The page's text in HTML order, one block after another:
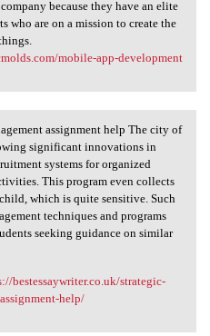
because they have an elite
who are on a mission to create the
mobile-app-development
assignment help The city of
significant innovations in
systems for organized
This program even collects
which is quite sensitive. Such
techniques and programs
seeking guidance on similar
bestessaywriter.co.uk/strategic-
help/